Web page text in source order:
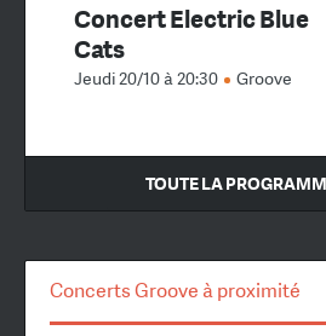
Concert Electric Blue
Cats
Jeudi 20/10 à 20:30 Groove
TOUTE LA
Concerts Groove à proximité